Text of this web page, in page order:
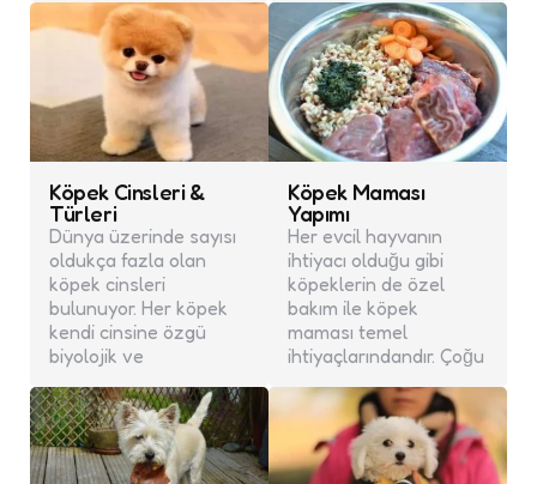
Köpek Cinsleri &
Türleri
Dünya üzerinde sayısı
oldukça fazla olan
köpek cinsleri
bulunuyor. Her köpek
kendi cinsine özgü
biyolojik ve
Köpek Maması
Yapımı
Her evcil hayvanın
ihtiyacı olduğu gibi
köpeklerin de özel
bakım ile köpek
maması temel
ihtiyaçlarındandır. Çoğu